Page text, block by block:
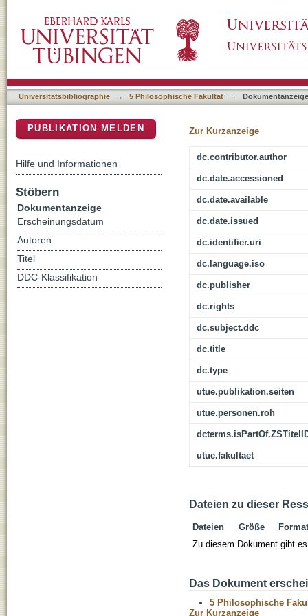
Universitätsbibliographie → 5 Philosophische Fakultät → Dokumentanzeige
Zur Kurzanzeige
dc.contributor.author
dc.date.accessioned
dc.date.available
dc.date.issued
dc.identifier.uri
dc.language.iso
dc.publisher
dc.rights
dc.subject.ddc
dc.title
dc.type
utue.publikation.seiten
utue.personen.roh
utue.fakultaet
Dateien zu dieser
Dateien Größe
Format
Zu diesem Dokument gibt
Das Dokument
5 Philosophische
Zur Kurzanzeige
PUBLIKATION MELDEN
Hilfe und Informationen
Stöbern
Dokumentanzeige
Erscheinungsdatum
Autoren
Titel
DDC-Klassifikation